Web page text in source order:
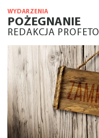
WYDARZENIA
POŻEGNANIE
REDAKCJA PROFETO